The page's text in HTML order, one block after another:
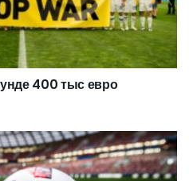
400 тыс евро